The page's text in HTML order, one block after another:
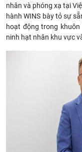
nhân và phóng xạ tại
hành WINS bày tỏ sự
hoạt động trong
ninh hạt nhân khu vực